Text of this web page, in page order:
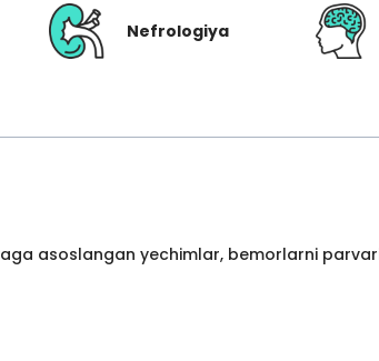
Nefrologiya
asoslangan yechimlar, bemorlarni